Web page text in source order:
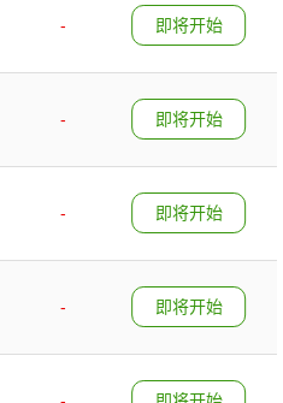
-
即将开始
-
即将开始
-
即将开始
-
即将开始